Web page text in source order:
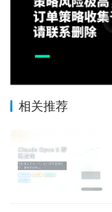
相关推荐